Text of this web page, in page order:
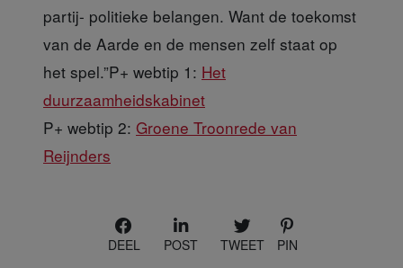
partij- politieke belangen. Want de toekomst
van de Aarde en de mensen zelf staat op
het spel.”P+ webtip 1: Het
duurzaamheidskabinet
P+ webtip 2: Groene Troonrede van
Reijnders
DEEL POST TWEET PIN